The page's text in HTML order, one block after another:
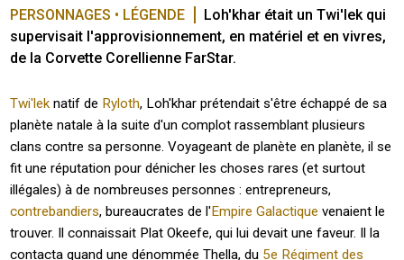
PERSONNAGES • LÉGENDE
Loh'khar était un Twi'lek qui
supervisait l'approvisionnement, en matériel et en vivres,
de la Corvette Corellienne FarStar.
Twi'lek natif de Ryloth, Loh'khar prétendait s'être échappé de sa
planète natale à la suite d'un complot rassemblant plusieurs
clans contre sa personne. Voyageant de planète en planète, il se
fit une réputation pour dénicher les choses rares (et surtout
illégales) à de nombreuses personnes : entrepreneurs,
contrebandiers, bureaucrates de l'Empire Galactique venaient le
trouver. Il connaissait Plat Okeefe, qui lui devait une faveur. Il la
contacta quand une dénommée Thella, du 5e Régiment des